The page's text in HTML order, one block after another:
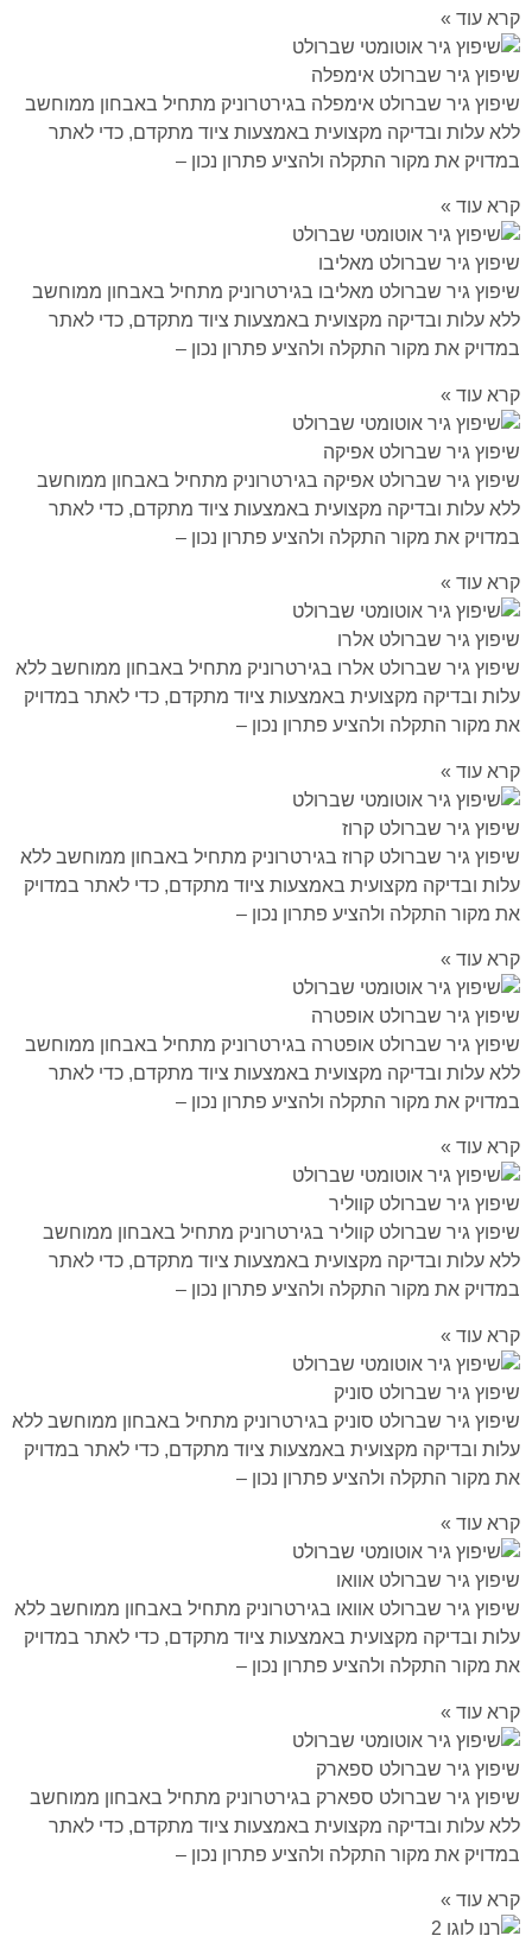
קרא עוד »
שיפוץ גיר שברולט אימפלה
שיפוץ גיר שברולט אימפלה בגירטרוניק מתחיל באבחון ממוחשב
ללא עלות ובדיקה מקצועית באמצעות ציוד מתקדם, כדי לאתר
במדויק את מקור התקלה ולהציע פתרון נכון –
קרא עוד »
שיפוץ גיר שברולט מאליבו
שיפוץ גיר שברולט מאליבו בגירטרוניק מתחיל באבחון ממוחשב
ללא עלות ובדיקה מקצועית באמצעות ציוד מתקדם, כדי לאתר
במדויק את מקור התקלה ולהציע פתרון נכון –
קרא עוד »
שיפוץ גיר שברולט אפיקה
שיפוץ גיר שברולט אפיקה בגירטרוניק מתחיל באבחון ממוחשב
ללא עלות ובדיקה מקצועית באמצעות ציוד מתקדם, כדי לאתר
במדויק את מקור התקלה ולהציע פתרון נכון –
קרא עוד »
שיפוץ גיר שברולט אלרו
שיפוץ גיר שברולט אלרו בגירטרוניק מתחיל באבחון ממוחשב ללא
עלות ובדיקה מקצועית באמצעות ציוד מתקדם, כדי לאתר במדויק
את מקור התקלה ולהציע פתרון נכון –
קרא עוד »
שיפוץ גיר שברולט קרוז
שיפוץ גיר שברולט קרוז בגירטרוניק מתחיל באבחון ממוחשב ללא
עלות ובדיקה מקצועית באמצעות ציוד מתקדם, כדי לאתר במדויק
את מקור התקלה ולהציע פתרון נכון –
קרא עוד »
שיפוץ גיר שברולט אופטרה
שיפוץ גיר שברולט אופטרה בגירטרוניק מתחיל באבחון ממוחשב
ללא עלות ובדיקה מקצועית באמצעות ציוד מתקדם, כדי לאתר
במדויק את מקור התקלה ולהציע פתרון נכון –
קרא עוד »
שיפוץ גיר שברולט קווליר
שיפוץ גיר שברולט קווליר בגירטרוניק מתחיל באבחון ממוחשב
ללא עלות ובדיקה מקצועית באמצעות ציוד מתקדם, כדי לאתר
במדויק את מקור התקלה ולהציע פתרון נכון –
קרא עוד »
שיפוץ גיר שברולט סוניק
שיפוץ גיר שברולט סוניק בגירטרוניק מתחיל באבחון ממוחשב ללא
עלות ובדיקה מקצועית באמצעות ציוד מתקדם, כדי לאתר במדויק
את מקור התקלה ולהציע פתרון נכון –
קרא עוד »
שיפוץ גיר שברולט אוואו
שיפוץ גיר שברולט אוואו בגירטרוניק מתחיל באבחון ממוחשב ללא
עלות ובדיקה מקצועית באמצעות ציוד מתקדם, כדי לאתר במדויק
את מקור התקלה ולהציע פתרון נכון –
קרא עוד »
שיפוץ גיר שברולט ספארק
שיפוץ גיר שברולט ספארק בגירטרוניק מתחיל באבחון ממוחשב
ללא עלות ובדיקה מקצועית באמצעות ציוד מתקדם, כדי לאתר
במדויק את מקור התקלה ולהציע פתרון נכון –
קרא עוד »